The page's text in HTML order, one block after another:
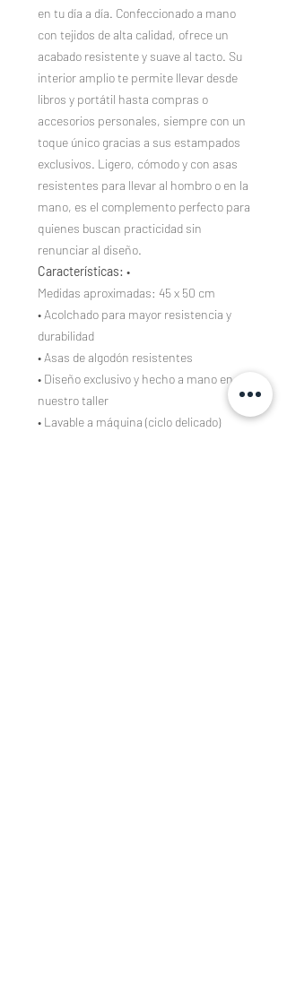
en tu día a día. Confeccionado a mano
con tejidos de alta calidad, ofrece un
acabado resistente y suave al tacto. Su
interior amplio te permite llevar desde
libros y portátil hasta compras o
accesorios personales, siempre con un
toque único gracias a sus estampados
exclusivos. Ligero, cómodo y con asas
resistentes para llevar al hombro o en la
mano, es el complemento perfecto para
quienes buscan practicidad sin
renunciar al diseño.
Características: •
Medidas aproximadas: 45 x 50 cm
• Acolchado para mayor resistencia y
durabilidad
• Asas de algodón resistentes
• Diseño exclusivo y hecho a mano en
nuestro taller
• Lavable a máquina (ciclo delicado)